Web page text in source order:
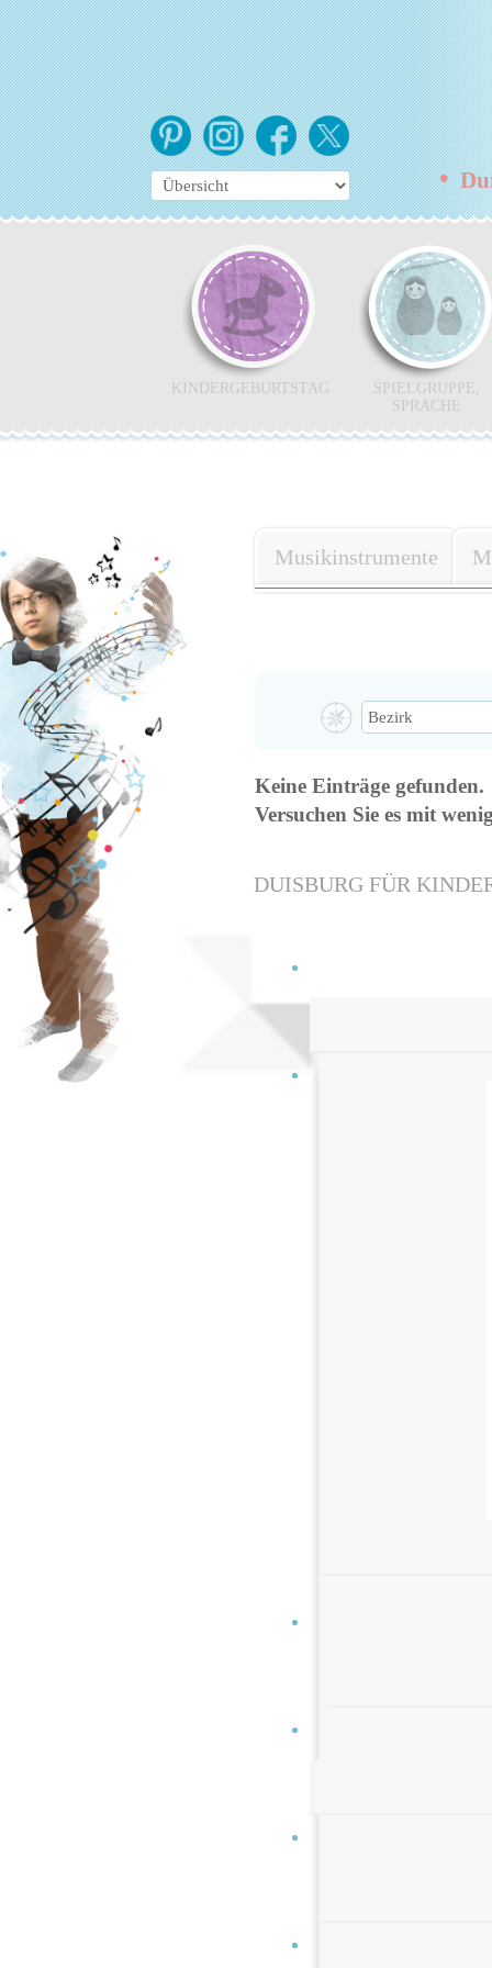
•
KINDERGEBURTSTAG
SPIELGRUPPE,
SPRACHE
Musikinstrumente
Keine Einträge gefunden.
Versuchen Sie es mit
DUISBURG FÜR